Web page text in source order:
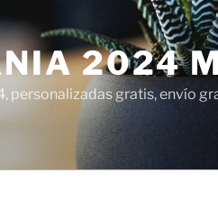
2024
gratis, envío